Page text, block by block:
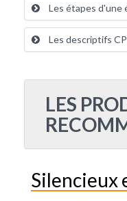
Les étapes d'une
Les descriptifs
LES
Silencieux